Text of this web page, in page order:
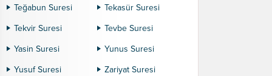
Teğabun Suresi
Tekasür Suresi
Tekvir Suresi
Tevbe Suresi
Yasin Suresi
Yunus Suresi
Yusuf Suresi
Zariyat Suresi